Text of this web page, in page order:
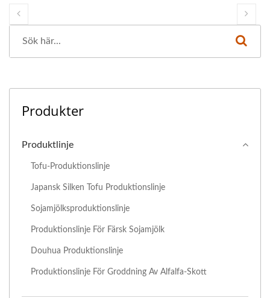
Produkter
Produktlinje
Tofu-Produktionslinje
Japansk Silken Tofu Produktionslinje
Sojamjölksproduktionslinje
Produktionslinje För Färsk Sojamjölk
Douhua Produktionslinje
Produktionslinje För Groddning Av Alfalfa-Skott